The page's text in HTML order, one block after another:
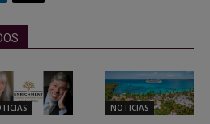
NOTICIAS